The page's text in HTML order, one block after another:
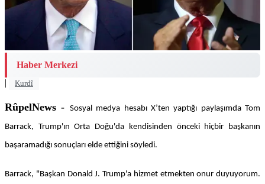
Haber Merkezi
|
Kurdî
RûpelNews - Sosyal medya hesabı X’ten yaptığı paylaşımda Tom
Barrack, Trump'ın Orta Doğu'da kendisinden önceki hiçbir başkanın
başaramadığı sonuçları elde ettiğini söyledi.
Barrack, "Başkan Donald J. Trump'a hizmet etmekten onur duyuyorum.